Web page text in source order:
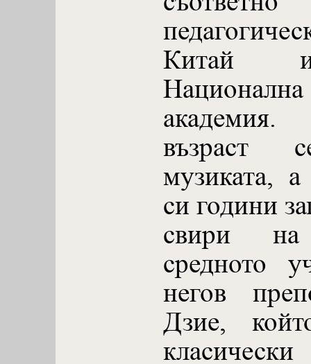
Китай и
възраст
музиката,
си години
свири
средното
негов
Дзие,